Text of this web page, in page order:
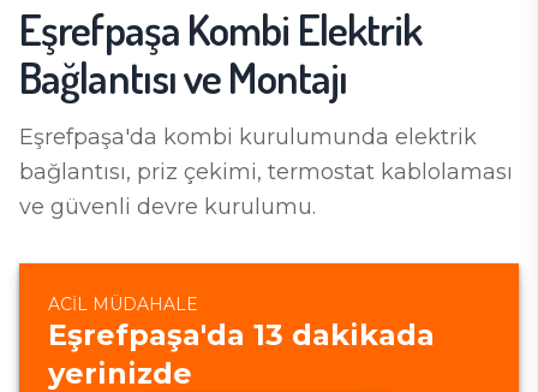
EşrefpaşaKombi Elektrik
Bağlantısı ve Montajı
Eşrefpaşa'da kombi kurulumunda elektrik
bağlantısı, priz çekimi, termostat kablolaması
ve güvenli devre kurulumu.
ACIL MÜDAHALE
Eşrefpaşa'da 13 dakikada
yerinizde